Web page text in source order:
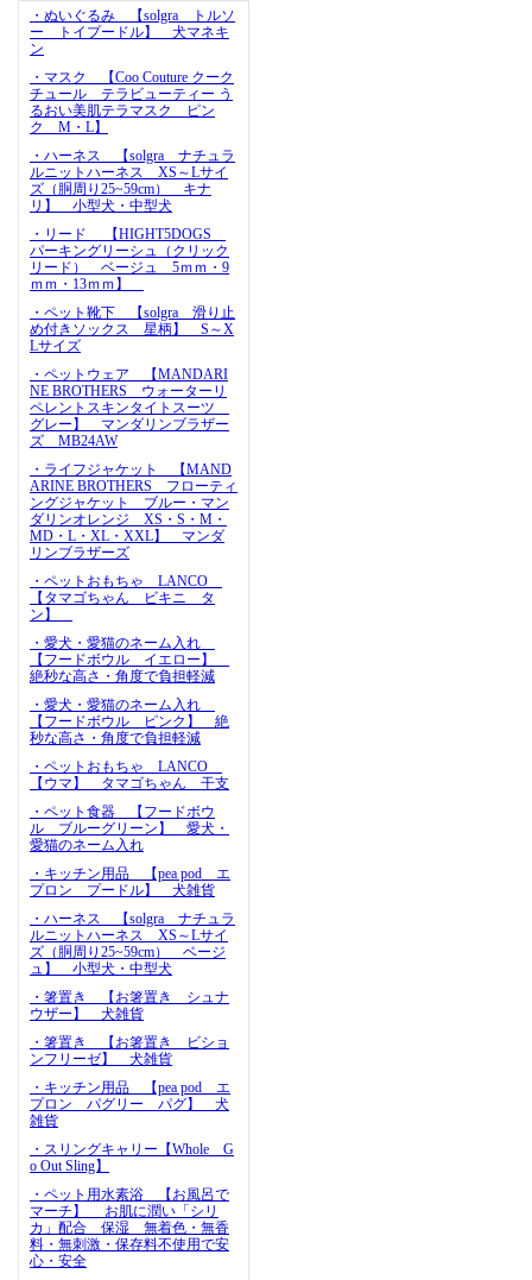
・ぬいぐるみ 【solgra トルソ
ー トイプードル】 犬マネキ
ン
・マスク 【Coo Couture クーク
チュール テラビューティー う
るおい美肌テラマスク ピン
ク M・L】
・ハーネス 【solgra ナチュラ
ルニットハーネス XS～Lサイ
ズ（胴周り25~59cm） キナ
リ】 小型犬・中型犬
・リード 【HIGHT5DOGS
パーキングリーシュ（クリック
リード） ベージュ 5ｍｍ・9
ｍｍ・13ｍｍ】
・ペット靴下 【solgra 滑り止
め付きソックス 星柄】 S～X
Lサイズ
・ペットウェア 【MANDARI
NE BROTHERS ウォーターリ
ペレントスキンタイトスーツ
グレー】 マンダリンブラザー
ズ MB24AW
・ライフジャケット 【MAND
ARINE BROTHERS フローティ
ングジャケット ブルー・マン
ダリンオレンジ XS・S・M・
MD・L・XL・XXL】 マンダ
リンブラザーズ
・ペットおもちゃ LANCO
【タマゴちゃん ビキニ タ
ン】
・愛犬・愛猫のネーム入れ
【フードボウル イエロー】
絶秒な高さ・角度で負担軽減
・愛犬・愛猫のネーム入れ
【フードボウル ピンク】 絶
秒な高さ・角度で負担軽減
・ペットおもちゃ LANCO
【ウマ】 タマゴちゃん 干支
・ペット食器 【フードボウ
ル ブルーグリーン】 愛犬・
愛猫のネーム入れ
・キッチン用品 【pea pod エ
プロン プードル】 犬雑貨
・ハーネス 【solgra ナチュラ
ルニットハーネス XS～Lサイ
ズ（胴周り25~59cm） ベージ
ュ】 小型犬・中型犬
・箸置き 【お箸置き シュナ
ウザー】 犬雑貨
・箸置き 【お箸置き ビショ
ンフリーゼ】 犬雑貨
・キッチン用品 【pea pod エ
プロン パグリー パグ】 犬
雑貨
・スリングキャリー【Whole G
o Out Sling】
・ペット用水素浴 【お風呂で
マーチ】 お肌に潤い「シリ
カ」配合 保湿 無着色・無香
料・無刺激・保存料不使用で安
心・安全